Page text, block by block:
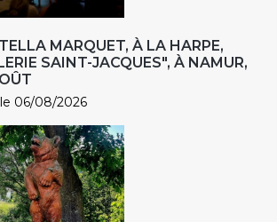
MARQUET, À LA HARPE,
SAINT-JACQUES", À NAMUR,
le 06/08/2026